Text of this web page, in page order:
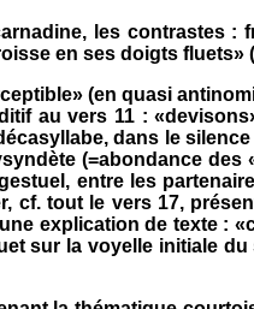
les contrastes :
en ses doigts fluets»
(en quasi
au vers 11 :
dans le
(=abondance des
entre les
cf. tout le vers 17,
explication de texte :
sur la voyelle initiale